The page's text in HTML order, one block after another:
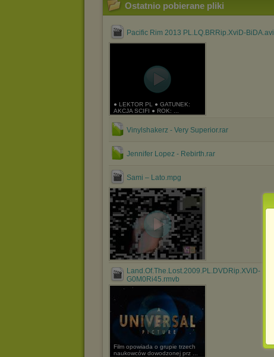
Ostatnio pobierane pliki
Pacific Rim 2013 PL.LQ.BRRip.XviD-BiDA.avi
● LEKTOR PL ● GATUNEK:
AKCJA SCIFI ● ROK: ...
Vinylshakerz - Very Superior.rar
Jennifer Lopez - Rebirth.rar
Sami – Lato.mpg
Land.Of.The.Lost.2009.PL.DVDRip.XViD-
G0M0Ri45.rmvb
Film opowiada o grupie trzech
naukowców dowodzonej prz ...